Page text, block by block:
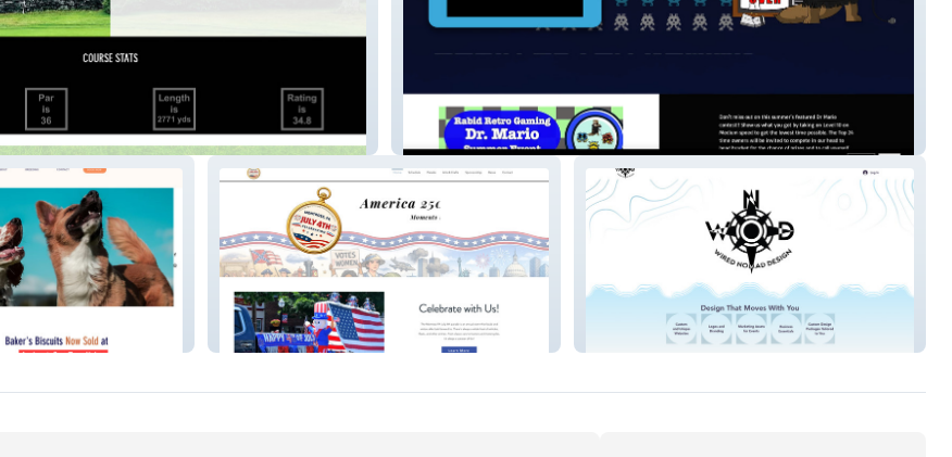
Rabid Retro Gaming
Montrose PA July 4th Wired Nomad Design